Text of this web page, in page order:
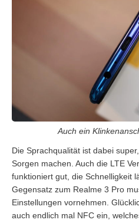
Auch ein
Die Sprachqualität ist dabei
Sorgen machen. Auch die LTE
funktioniert gut, die Schnelligkeit
Gegensatz zum Realme 3 Pro
Einstellungen vornehmen.
auch endlich mal NFC ein,